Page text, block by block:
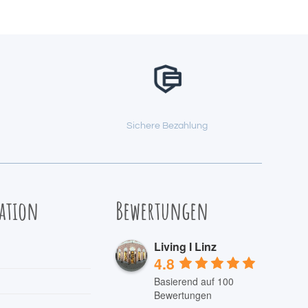
Sichere Bezahlung
Bewertungen
Living I Linz
4.8
Basierend auf 100
Bewertungen